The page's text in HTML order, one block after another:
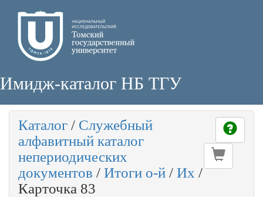
Имидж-каталог НБ ТГУ
Каталог / Служебный
алфавитный каталог
непериодических
документов / Итоги о-й / Их /
Карточка 83